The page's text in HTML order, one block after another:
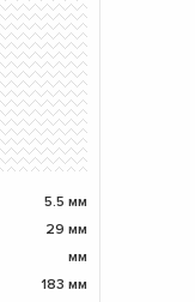
5.5 мм
29 мм
мм
183 мм